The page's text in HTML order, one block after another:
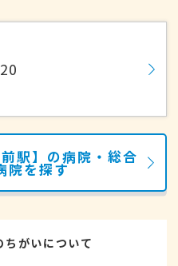
駅】の病院・総合
院を探す
ちがいについて